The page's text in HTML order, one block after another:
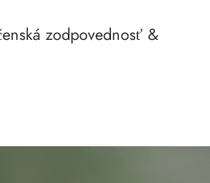
zodpovednosť &